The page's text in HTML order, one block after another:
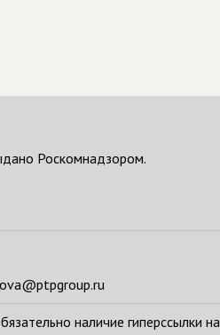
Роскомнадзором.
наличие гиперссылки